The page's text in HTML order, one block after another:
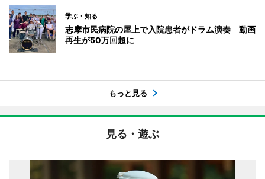
学ぶ・知る
志摩市民病院の屋上で入院患者がドラム演奏 動画
再生が50万回超に
もっと見る
見る・遊ぶ